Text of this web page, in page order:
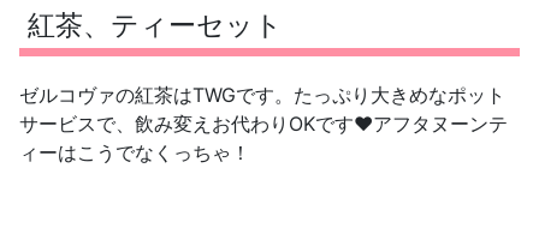
紅茶、ティーセット
ゼルコヴァの紅茶はTWGです。たっぷり大きめなポット
サービスで、飲み変えお代わりOKです❤️アフタヌーンテ
ィーはこうでなくっちゃ！